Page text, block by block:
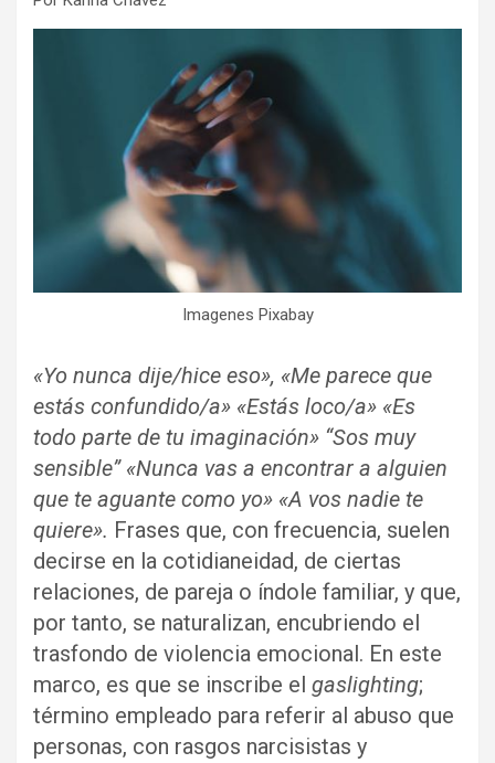
Imagenes Pixabay
«Yo nunca dije/hice eso», «Me parece que
estás confundido/a» «Estás loco/a» «Es
todo parte de tu imaginación» “Sos muy
sensible” «Nunca vas a encontrar a alguien
que te aguante como yo» «A vos nadie te
quiere». Frases que, con frecuencia, suelen
decirse en la cotidianeidad, de ciertas
relaciones, de pareja o índole familiar, y que,
por tanto, se naturalizan, encubriendo el
trasfondo de violencia emocional. En este
marco, es que se inscribe el gaslighting;
término empleado para referir al abuso que
personas, con rasgos narcisistas y